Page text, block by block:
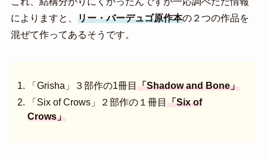
によりますと、 リー・バーデュゴ原作本の２つの作品を
混ぜて作ってあるそうです。
「Grisha」３部作の1冊目 「Shadow and Bone」
「Six of Crows」２部作の１冊目 「Six of
Crows」